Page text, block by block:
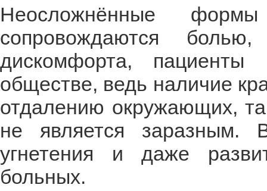
Неосложнённые формы
сопровождаются
дискомфорта, пациенты
обществе, ведь наличие
отдалению окружающих,
не является заразным.
угнетения и даже
больных.